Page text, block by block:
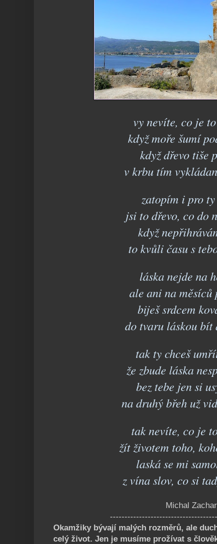
vy nevíte, co je
když moře šumí
když dřevo tiše
v krbu tím
zatopím i pro
jsi to dřevo, co do
když
to kvůli času s
láska nejde na
ale ani na měsíců
biješ srdcem
do tvaru láskou
tak ty chceš
že zbude láska
bez tebe jen si
na druhý břeh už
tak nevíte, co je
žít životem toho,
laská se mi
z vína slov, co si
Michal Zachar
Okamžiky bývají malých rozměrů, ale
celý život. Jen je musíme prožívat s